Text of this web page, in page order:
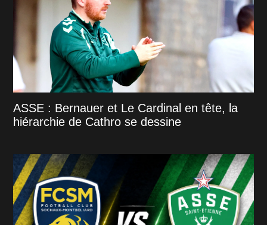
ASSE : Bernauer et Le Cardinal en tête, la
hiérarchie de Cathro se dessine